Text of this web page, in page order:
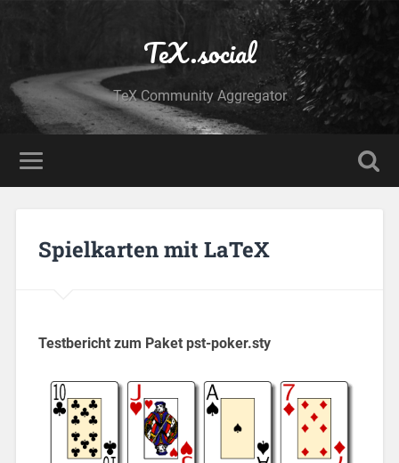
TeX.social
TeX Community Aggregator
Spielkarten mit LaTeX
Testbericht zum Paket pst-poker.sty